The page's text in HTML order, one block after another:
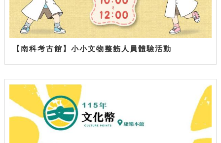
【南科考古館】小小文物整飭人員體驗活動